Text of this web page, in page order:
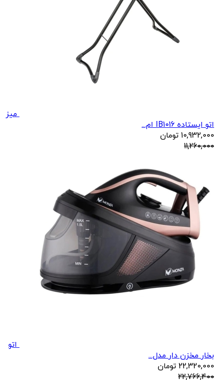
میز
اتو ایستاده IB1016 ام...
10,932,000 تومان
11,260,000
اتو
بخار مخزن دار مدل...
22,320,000 تومان
22,766,400